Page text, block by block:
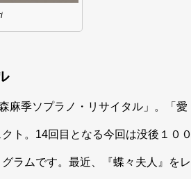
麻季ソプラノ・リサイタル」。「愛
ト。14回目となる今回は没後１００
ラムです。最近、『蝶々夫人』をレ